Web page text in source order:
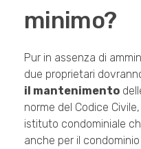
minimo?
Pur in assenza di
due proprietari
il mantenimento
norme del Codice
istituto condominiale
anche per il